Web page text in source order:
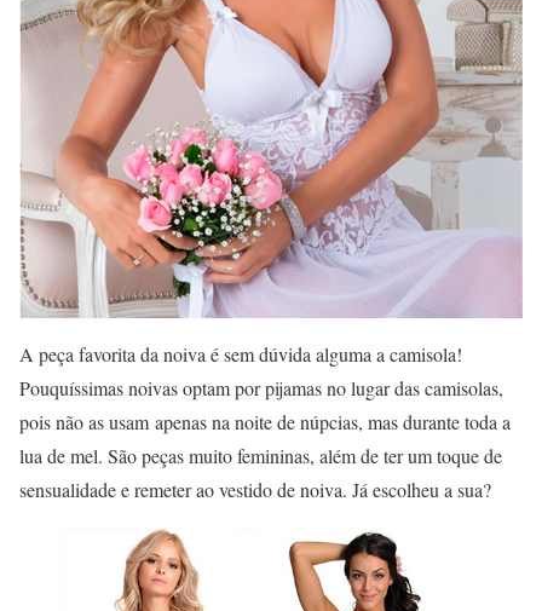
A peça favorita da noiva é sem dúvida alguma a camisola!
Pouquíssimas noivas optam por pijamas no lugar das camisolas,
pois não as usam apenas na noite de núpcias, mas durante toda a
lua de mel. São peças muito femininas, além de ter um toque de
sensualidade e remeter ao vestido de noiva. Já escolheu a sua?